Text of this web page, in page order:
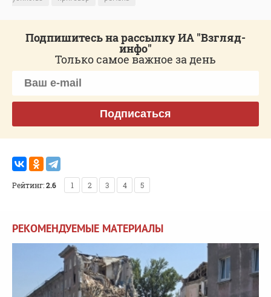
Подпишитесь на рассылку ИА "Взгляд-
инфо"
Только самое важное за день
Подписаться
Рейтинг:2.6 1 2 3 4 5
РЕКОМЕНДУЕМЫЕ МАТЕРИАЛЫ